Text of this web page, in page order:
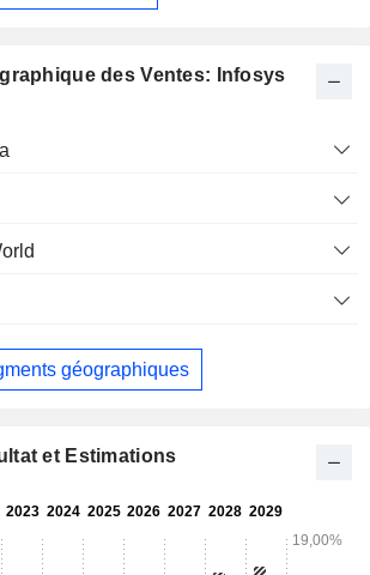
des Ventes: Infosys
géographiques
et Estimations